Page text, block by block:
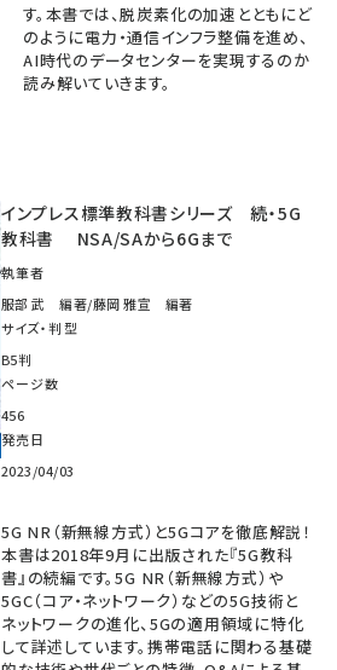
す。本書では、脱炭素化の加速とともにど
のように電力・通信インフラ整備を進め、
AI時代のデータセンターを実現するのか
読み解いていきます。
インプレス標準教科書シリーズ 続・5G
教科書 NSA/SAから6Gまで
執筆者
服部 武 編著/藤岡 雅宣 編著
サイズ・判型
B5判
ページ数
456
発売日
2023/04/03
5G NR（新無線方式）と5Gコアを徹底解説！
本書は2018年9月に出版された『5G教科
書』の続編です。5G NR（新無線方式）や
5GC（コア・ネットワーク）などの5G技術と
ネットワークの進化、5Gの適用領域に特化
して詳述しています。携帯電話に関わる基礎